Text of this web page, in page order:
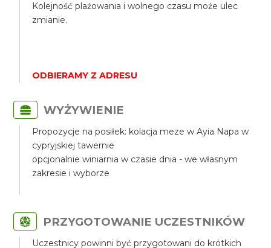
Kolejność plażowania i wolnego czasu może ulec
zmianie.
ODBIERAMY Z ADRESU
WYŻYWIENIE
Propozycje na posiłek: kolacja meze w Ayia Napa w
cypryjskiej tawernie
opcjonalnie winiarnia w czasie dnia - we własnym
zakresie i wyborze
PRZYGOTOWANIE UCZESTNIKÓW
Uczestnicy powinni być przygotowani do krótkich